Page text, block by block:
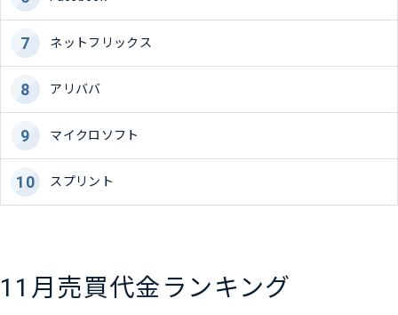
ネットフリックス
アリババ
マイクロソフト
スプリント
11月売買代金ランキング